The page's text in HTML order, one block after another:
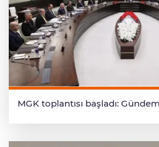
MGK toplantısı başladı: